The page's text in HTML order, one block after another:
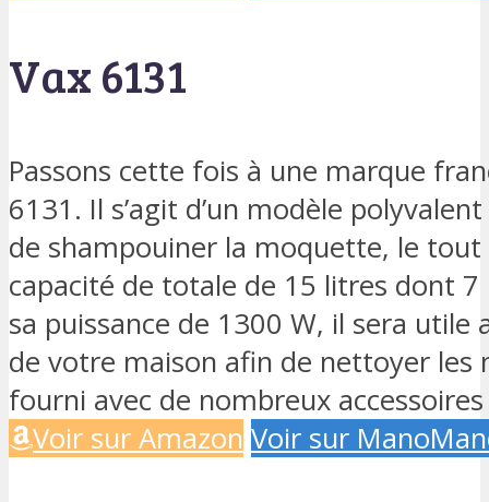
Vax 6131
Passons cette fois à une marque
6131. Il s’agit d’un modèle
de shampouiner la moquette, le tout
capacité de totale de 15 litres dont
sa puissance de 1300 W, il sera
de votre maison afin de nettoyer
fourni avec de nombreux
Voir sur Amazon Voir sur